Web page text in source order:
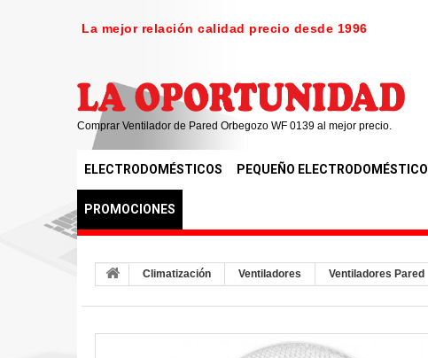
La mejor relación calidad precio desde 1996
Comprar Ventilador de Pared Orbegozo WF 0139 al mejor precio.
ELECTRODOMÉSTICOS PEQUEÑO ELECTRODOMÉSTICO
PROMOCIONES
Climatización Ventiladores Ventiladores Pared